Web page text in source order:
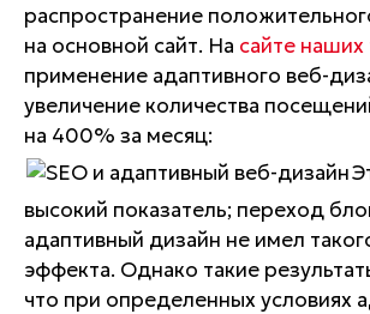
распространение
на основной сайт. На сайте
применение адаптивного веб-
увеличение количества
на 400% за месяц:
высокий показатель; переход
адаптивный дизайн не имел
эффекта. Однако такие
что при определенных условиях